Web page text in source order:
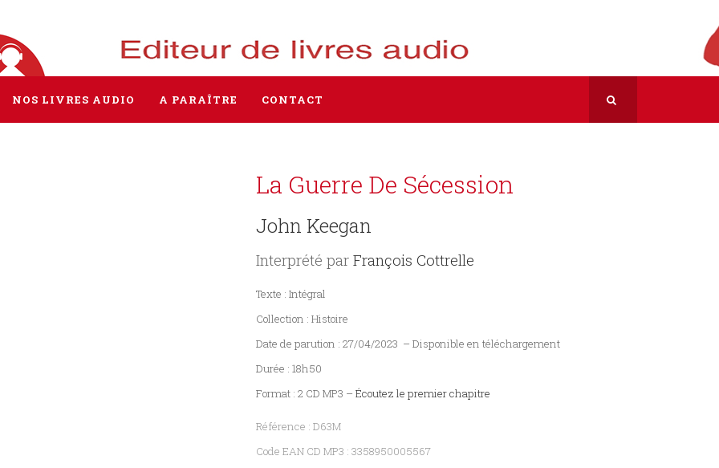
NOS LIVRES AUDIO A PARAÎTRE CONTACT
La Guerre De Sécession
John Keegan
Interprété parFrançois Cottrelle
Texte : Intégral
Collection : Histoire
Date de parution : 27/04/2023 – Disponible en téléchargement
Durée : 18h50
Format : 2 CD MP3 – Écoutez le premier chapitre
Référence : D63M
Code EAN CD MP3 : 3358950005567